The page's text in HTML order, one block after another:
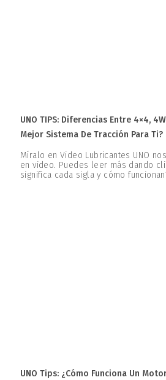
UNO TIPS: Diferencias Entre 4×4,
Mejor Sistema De Tracción Para Ti?
Míralo en Video Lubricantes UNO
en video. Puedes leer más dando
significa cada sigla y cómo
UNO Tips: ¿Cómo Funciona Un